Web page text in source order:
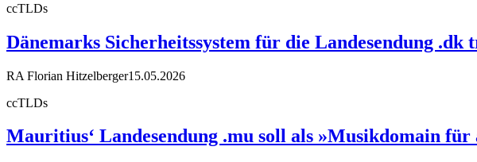
ccTLDs
Dänemarks Sicherheitssystem für die Landesendung .dk
RA Florian Hitzelberger15.05.2026
ccTLDs
Mauritius‘ Landesendung .mu soll als »Musikdomain